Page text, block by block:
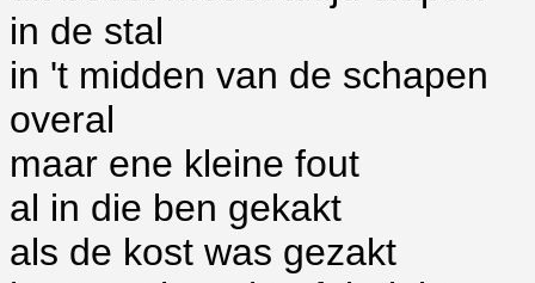
in de stal
in 't midden van de schapen
overal
maar ene kleine fout
al in die ben gekakt
als de kost was gezakt